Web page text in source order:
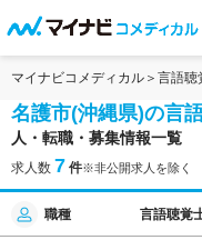
マイナビコメディカル 言語聴
名護市(沖縄県)の言
人・転職・募集情報一覧
求人数 7 件※非公開求人を除く
職種 言語聴覚